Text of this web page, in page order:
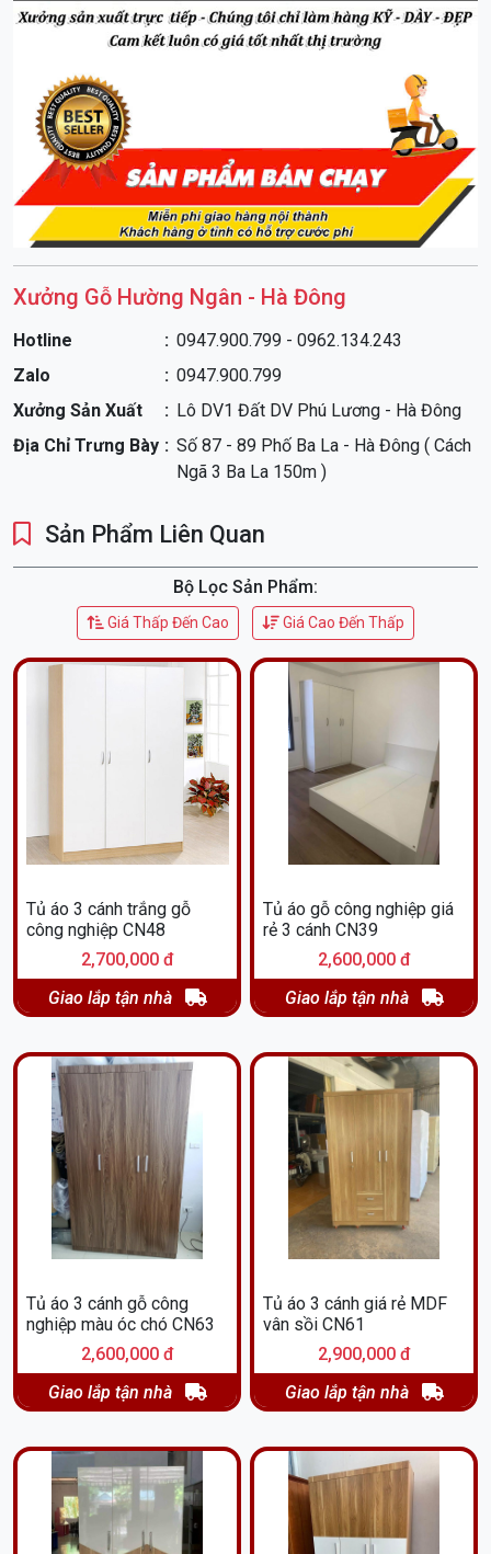
Tủ MFC 3 cánh vân sồi nga đẹp TA25
được làm từ gỗ đã
qua xử lý chống mối mọt, cong vênh, đảm bảo độ bền đẹp
theo thời gian. Với thiết kế tiện dụng, rút kinh nghiệm để phù
hại cho người tiêu dùng .
Những điểm nổi bật của Xưởng gỗ Hường Ngân, chúng
Cam kết sử dụng gỗ chất lượng cao, đã qua xử lý hấp
Cung cấp dịch vụ tư vấn, thiết kế theo yêu cầu của khách
hàng.
Bảo hành sản phẩm trong thời gian dài.
Giá cả cạnh tranh, phù hợp với mọi nhu cầu.
Hãy đến với Xưởng gỗ Hường Ngân để sở hữu ngay
3 cánh vân sồi nga đẹp TA25
, bền, sang trọng và giá cả
Liên hệ ngay để được tư vấn tận tình 24/7 va có giá tốt
ưu đãi dành riêng cho bạn
Ngân, chúng tôi sẽ mang đến cho bạn sự hài lòng tuyệt đối!
Xưởng Gỗ Hường Ngân - Hà Đông
Hotline
0947.900.799 - 0962.134.243
Zalo
0947.900.799
Xưởng Sản Xuất
Lô DV1 Đất DV Phú Lương - Hà Đông
Địa Chỉ Trưng Bày
Số 87 - 89 Phố Ba La - Hà Đông ( Cách
Ngã 3 Ba La 150m )
Sản Phẩm Liên Quan
Bộ Lọc Sản Phẩm:
Giá Thấp Đến Cao Giá Cao Đến Thấp
Tủ áo 3 cánh trắng gỗ
công nghiệp CN48
2,700,000 đ
Giao lắp tận nhà
Tủ áo gỗ công nghiệp giá
rẻ 3 cánh CN39
2,600,000 đ
Giao lắp tận nhà
Tủ áo 3 cánh gỗ công
nghiệp màu óc chó CN63
2,600,000 đ
Giao lắp tận nhà
Tủ áo 3 cánh giá rẻ MDF
vân sồi CN61
2,900,000 đ
Giao lắp tận nhà